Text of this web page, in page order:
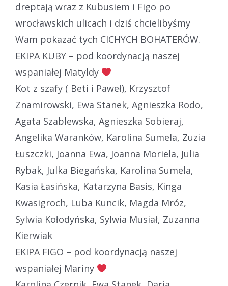
dreptają wraz z Kubusiem i Figo po
wrocławskich ulicach i dziś chcielibyśmy
Wam pokazać tych CICHYCH BOHATERÓW.
EKIPA KUBY – pod koordynacją naszej
wspaniałej Matyldy
Kot z szafy ( Beti i Paweł), Krzysztof
Znamirowski, Ewa Stanek, Agnieszka Rodo,
Agata Szablewska, Agnieszka Sobieraj,
Angelika Waranków, Karolina Sumela, Zuzia
Łuszczki, Joanna Ewa, Joanna Moriela, Julia
Rybak, Julka Biegańska, Karolina Sumela,
Kasia Łasińska, Katarzyna Basis, Kinga
Kwasigroch, Luba Kuncik, Magda Mróz,
Sylwia Kołodyńska, Sylwia Musiał, Zuzanna
Kierwiak
EKIPA FIGO – pod koordynacją naszej
wspaniałej Mariny